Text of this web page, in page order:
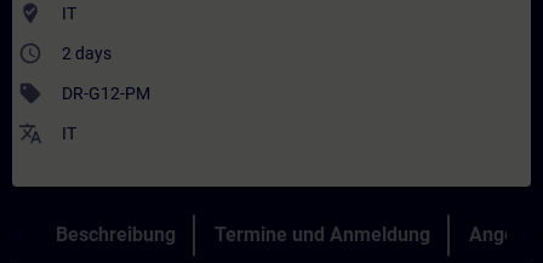
where_to_vote IT
access_time 2 days
sell DR-G12-PM
translate IT
Beschreibung Termine und Anmeldung Angebot